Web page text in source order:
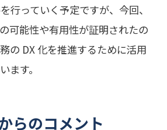
行っていく予定ですが、今回、
可能性や有用性が証明されたの
の DX 化を推進するために活用
ます。
らのコメント